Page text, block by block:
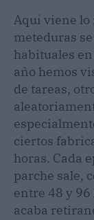
Aquí viene lo
meteduras
habituales
año hemos
de tareas,
ciertos
horas. Cada
parche sale,
entre 48 y
acaba